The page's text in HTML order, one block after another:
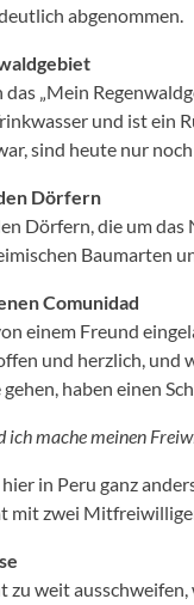
abgenommen.
das „Mein
und ist ein
sind heute nur
Dörfern
Dörfern, die um
Baumarten
Comunidad
einem Freund
und herzlich, und
haben einen
ich mache meinen
in Peru ganz
mit zwei
zu weit